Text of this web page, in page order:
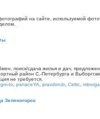
на сайте, используемой
поиск/сдача жилья и дач,
район С.-Петербурга и
не требуется.
to panaceYA pravdorub Celtic
Зеленогорск